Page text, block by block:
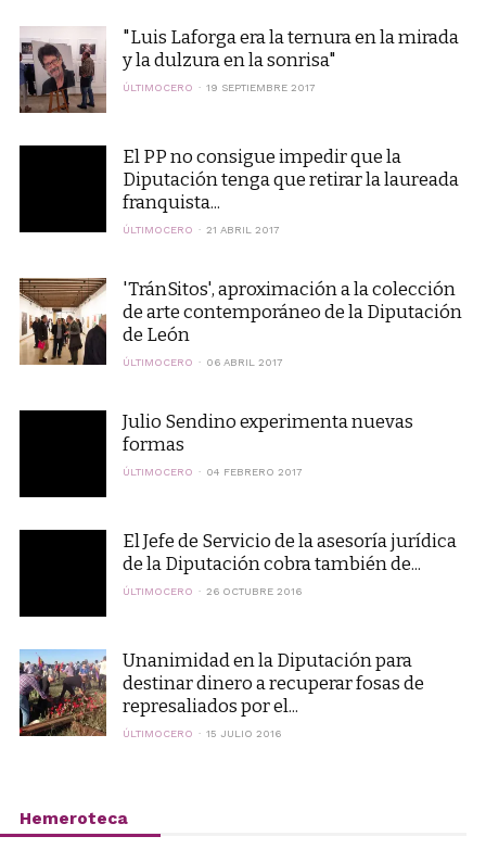
"Luis Laforga era la ternura en la mirada
y la dulzura en la sonrisa"
ÚLTIMOCERO 19 SEPTIEMBRE 2017
El PP no consigue impedir que la
Diputación tenga que retirar la laureada
franquista...
ÚLTIMOCERO 21 ABRIL 2017
'TránSitos', aproximación a la colección
de arte contemporáneo de la Diputación
de León
ÚLTIMOCERO 06 ABRIL 2017
Julio Sendino experimenta nuevas
formas
ÚLTIMOCERO 04 FEBRERO 2017
El Jefe de Servicio de la asesoría jurídica
de la Diputación cobra también de...
ÚLTIMOCERO 26 OCTUBRE 2016
Unanimidad en la Diputación para
destinar dinero a recuperar fosas de
represaliados por el...
ÚLTIMOCERO 15 JULIO 2016
Hemeroteca